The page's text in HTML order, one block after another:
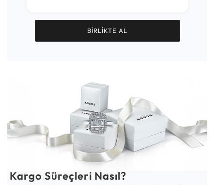
BİRLİKTE AL
Kargo Süreçleri Nasıl?